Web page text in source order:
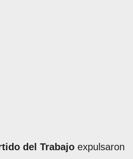
del Trabajo expulsaron